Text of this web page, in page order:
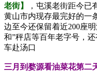
老街】
，屯溪老街距今已
黄山市内现存最完好的一
边至今还保留着近200座
和”秤店等百年老字号，
车赴汤口
三月到婺源看油菜花第二